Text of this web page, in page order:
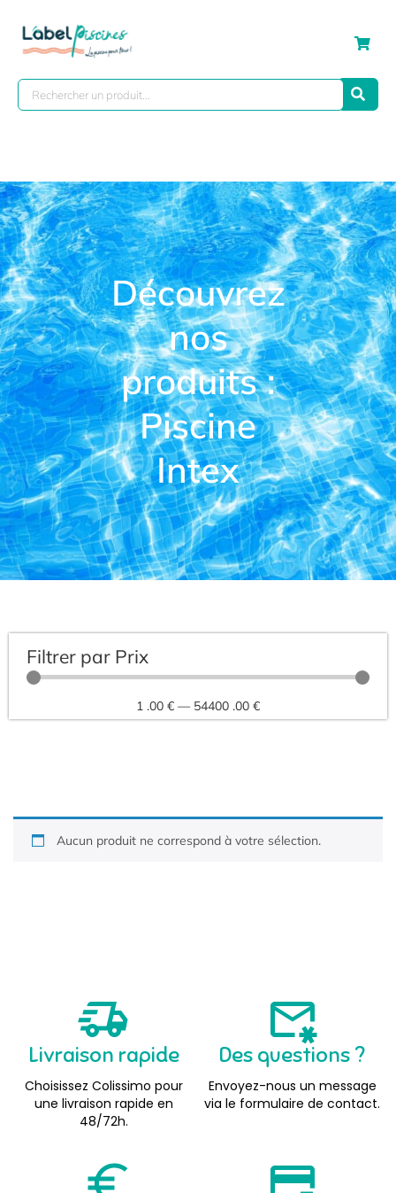
Découvrez
nos
produits :
Piscine
Intex
Filtrer par Prix
1 .00 € — 54400 .00 €
Aucun produit ne correspond à votre sélection.
Livraison rapide
Choisissez Colissimo pour
une livraison rapide en
48/72h.
Des questions ?
Envoyez-nous un message
via le formulaire de contact.